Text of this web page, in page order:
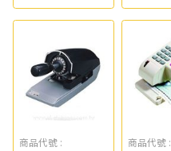
商品代號 :
商品代號 :